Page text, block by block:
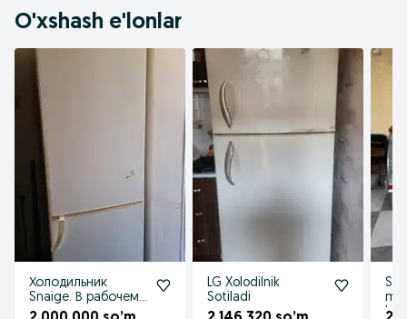
O'xshash e'lonlar
Холодильник
Snaige. В рабочем
состояние.
LG Xolodilnik
Sotiladi